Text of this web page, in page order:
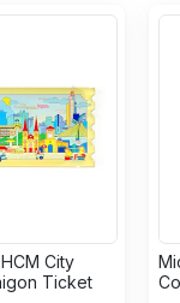
đầy thú vị và
họa tinh tế.
đến bạn bè
City
Ticket